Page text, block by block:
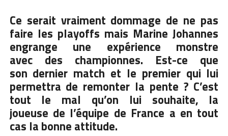
Ce serait vraiment dommage de ne pas
faire les playoffs mais Marine Johannes
engrange une expérience monstre
avec des championnes. Est-ce que
son dernier match et le premier qui lui
permettra de remonter la pente ? C’est
tout le mal qu’on lui souhaite, la
joueuse de l’équipe de France a en tout
cas la bonne attitude.